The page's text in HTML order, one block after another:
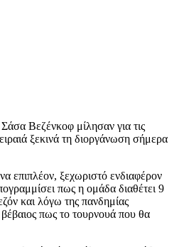
Βεζένκοφ μίλησαν για τις
ξεκινά τη διοργάνωση σήμερα
επιπλέον, ξεχωριστό ενδιαφέρον
πως η ομάδα διαθέτει 9
και λόγω της πανδημίας
πως το τουρνουά που θα